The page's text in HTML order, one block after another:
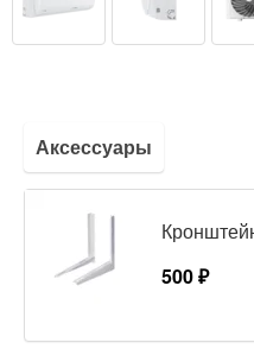
Аксессуары
500 ₽